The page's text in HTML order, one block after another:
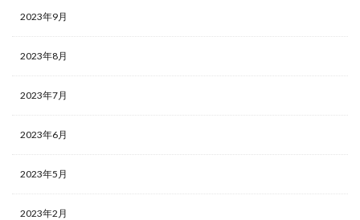
2023年9月
2023年8月
2023年7月
2023年6月
2023年5月
2023年2月